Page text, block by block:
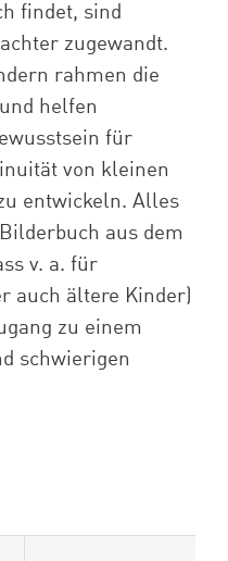
findet, sind
zugewandt.
rahmen die
helfen
für
von kleinen
entwickeln. Alles
aus dem
v. a. für
auch ältere Kinder)
zu einem
schwierigen